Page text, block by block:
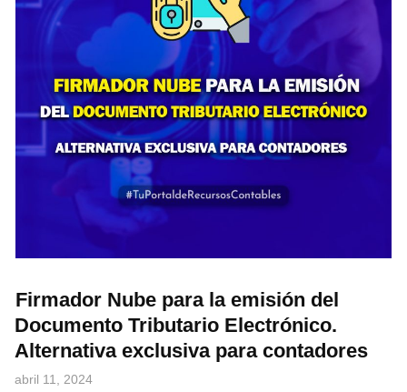
Firmador Nube para la emisión del
Documento Tributario Electrónico.
Alternativa exclusiva para contadores
abril 11, 2024